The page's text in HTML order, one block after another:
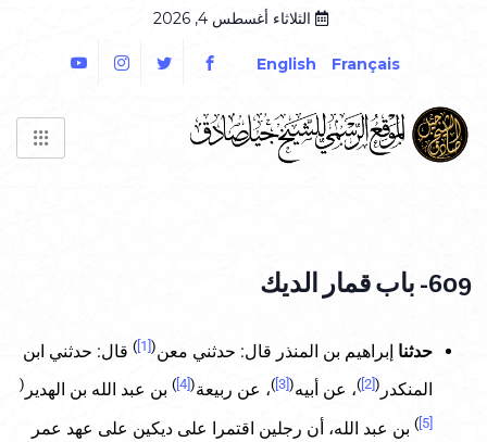
الثلاثاء أغسطس 4, 2026
Français
English
حدثنا إبراهيم بن المنذر قال: حدثني معن(
) قال: حدثني ابن
المنكدر (
)، عن أبيه(
)، عن ربيعة(
) بن عبد الله بن الهدير (
) بن عبد الله، أن رجلين اقتمرا على ديكين على عهد عمر